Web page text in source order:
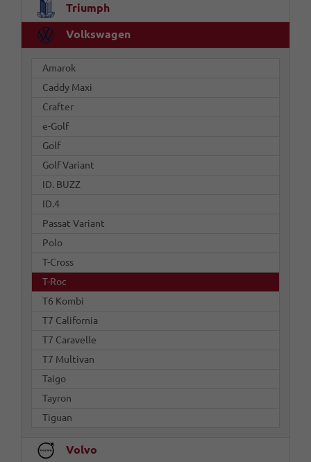
Triumph
Volkswagen
Amarok
Caddy Maxi
Crafter
e-Golf
Golf
Golf Variant
ID. BUZZ
ID.4
Passat Variant
Polo
T-Cross
T-Roc
T6 Kombi
T7 California
T7 Caravelle
T7 Multivan
Taigo
Tayron
Tiguan
Volvo